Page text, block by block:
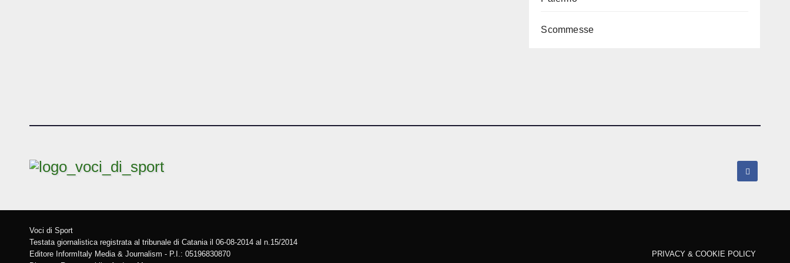
Scommesse
Voci di Sport
Testata giornalistica registrata al tribunale di Catania il 06-08-2014 al n.15/2014
Editore InformItaly Media & Journalism - P.I.: 05196830870
PRIVACY & COOKIE POLICY